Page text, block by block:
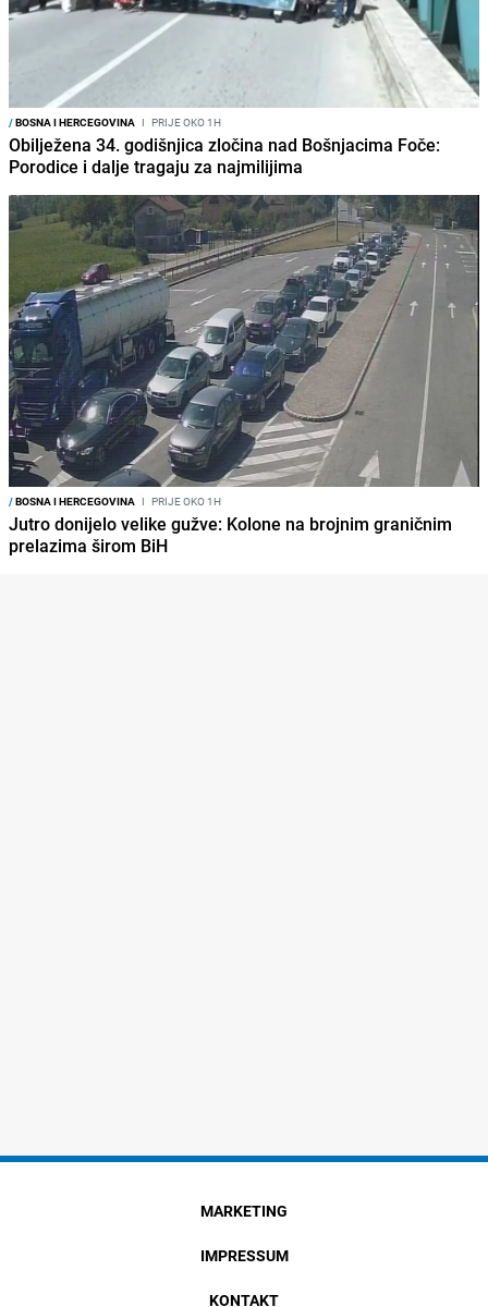
/BOSNA I HERCEGOVINA I PRIJE OKO 1H
Obilježena 34. godišnjica zločina nad Bošnjacima Foče:
Porodice i dalje tragaju za najmilijima
/BOSNA I HERCEGOVINA I PRIJE OKO 1H
Jutro donijelo velike gužve: Kolone na brojnim graničnim
prelazima širom BiH
MARKETING
IMPRESSUM
KONTAKT